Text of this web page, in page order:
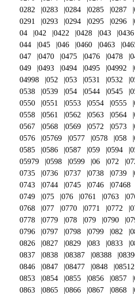
0282
0283 0284 0285 0287
0291
0293 0294 0295 0296
04
042 0422 0428 043 0436
044
045 046 0460 0463
047
0470 0475 0476 0478
049
0493 0494 0495 04992
04998
052 053 0531 0532
0538
0539 054 0544 0545
0550
0551 0553 0554 0555
0558
0561 0562 0563 0564
0567
0568 0569 0572 0573
0576
05769 0577 0578 058
0585
0586 0587 059 0594
05979
0598 0599 06 072
0735
0736 0737 0738 0739
0743
0744 0745 0746 07468
0749
075 076 0761 0763
0768
077 0770 0771 0772
0778
0779 078 079 0790
0796
0797 0798 0799 082
0826
0827 0829 083 0833
0837
0838 08387 08388
0846
0847 08477 0848 08512
0853
0854 0855 0856 0857
0863
0865 0866 0867 0868